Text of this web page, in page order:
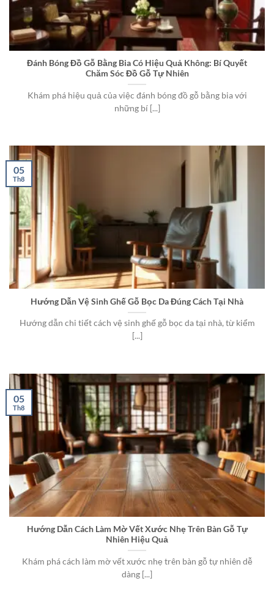
Đánh Bóng Đồ Gỗ Bằng Bia Có Hiệu Quả Không: Bí Quyết
Chăm Sóc Đồ Gỗ Tự Nhiên
Khám phá hiệu quả của việc đánh bóng đồ gỗ bằng bia với
những bí [...]
Hướng Dẫn Vệ Sinh Ghế Gỗ Bọc Da Đúng Cách Tại Nhà
Hướng dẫn chi tiết cách vệ sinh ghế gỗ bọc da tại nhà, từ kiểm
[...]
05
Th8
Hướng Dẫn Cách Làm Mờ Vết Xước Nhẹ Trên Bàn Gỗ Tự
Nhiên Hiệu Quả
Khám phá cách làm mờ vết xước nhẹ trên bàn gỗ tự nhiên dễ
dàng [...]
05
Th8